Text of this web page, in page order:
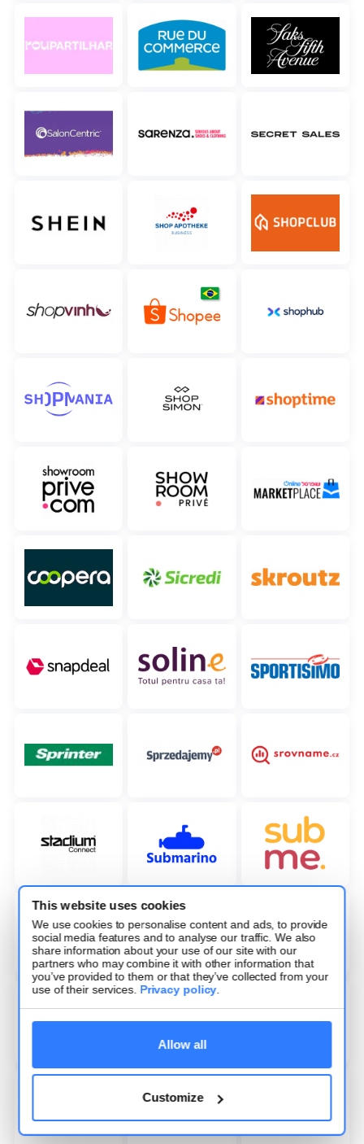
This website uses cookies
We use cookies to personalise content and ads, to provide
social media features and to analyse our traffic. We also
share information about your use of our site with our
partners who may combine it with other information that
you’ve provided to them or that they’ve collected from your
use of their services. Privacy policy.
Allow all
Customize